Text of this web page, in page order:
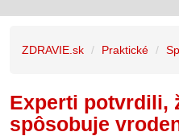
ZDRAVIE.sk Praktické
Experti potvrdili,
spôsobuje